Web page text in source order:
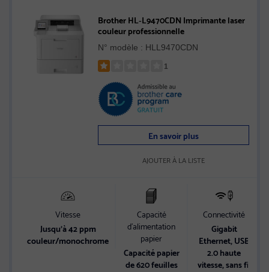
Brother HL‐L9470CDN Imprimante laser
couleur professionnelle
N° modèle : HLL9470CDN
1
1
out
of
5
En savoir plus
AJOUTER À LA LISTE
Vitesse
Jusqu’à 42 ppm
couleur/monochrome
Capacité
d’alimentation
papier
Capacité papier
de 620 feuilles
Connectivité
Gigabit
Ethernet, USB
2.0 haute
vitesse, sans fil